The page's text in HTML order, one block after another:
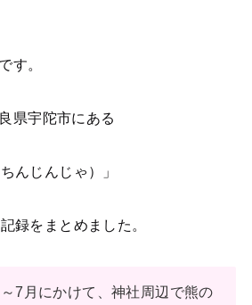
す。
県宇陀市にある
んじんじゃ）」
録をまとめました。
7月にかけて、神社周辺で熊の